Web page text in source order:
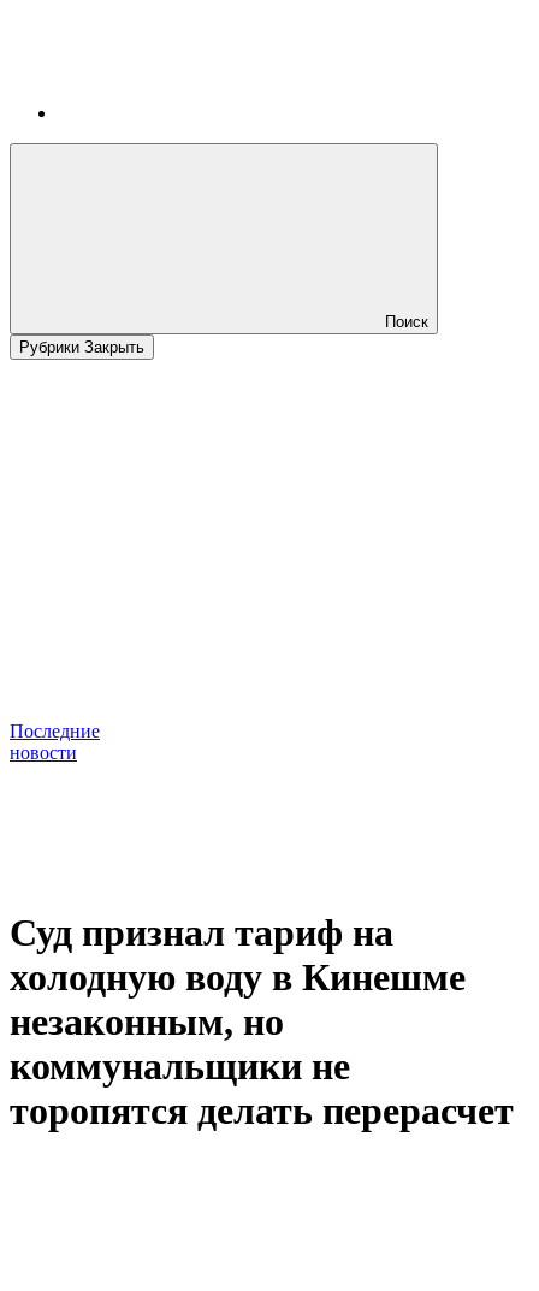
Поиск
Рубрики Закрыть
Последние
новости
Суд признал тариф на
холодную воду в Кинешме
незаконным, но
коммунальщики не
торопятся делать перерасчет